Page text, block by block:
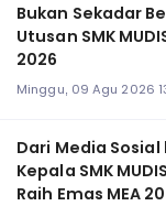
Bukan Sekadar
Utusan SMK
2026
Minggu, 09 Agu 2026
Dari Media
Kepala SMK
Raih Emas MEA